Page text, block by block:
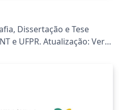
Dissertação e Tese
e UFPR. Atualização: Ver
abntex